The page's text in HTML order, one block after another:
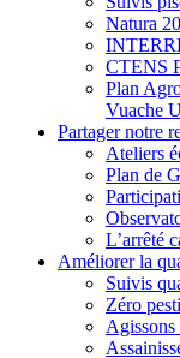
Natura
CTENS
Plan
Vuache
Partagernotre
Ateliers
Plan de
L’arrêté
Améliorerla
Suivis
Zéro